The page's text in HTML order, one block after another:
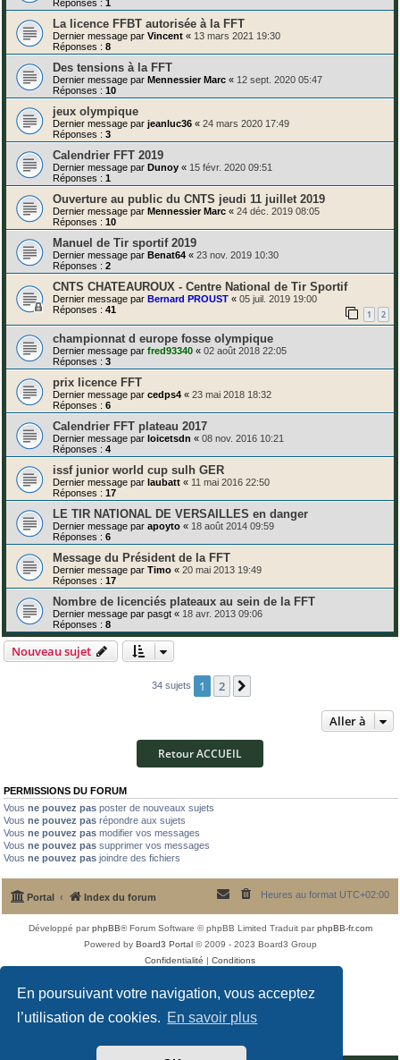
En poursuivant votre navigation, vous acceptez
l’utilisation de cookies. En savoir plus
Réponses : 1
La licence FFBT autorisée à la FFT
Dernier message par Vincent « 13 mars 2021 19:30
Réponses : 8
Des tensions à la FFT
Dernier message par Mennessier Marc « 12 sept. 2020 05:47
Réponses : 10
jeux olympique
Dernier message par jeanluc36 « 24 mars 2020 17:49
Réponses : 3
Calendrier FFT 2019
Dernier message par Dunoy « 15 févr. 2020 09:51
Réponses : 1
Ouverture au public du CNTS jeudi 11 juillet 2019
Dernier message par Mennessier Marc « 24 déc. 2019 08:05
Réponses : 10
Manuel de Tir sportif 2019
Dernier message par Benat64 « 23 nov. 2019 10:30
Réponses : 2
CNTS CHATEAUROUX - Centre National de Tir Sportif
Dernier message par Bernard PROUST « 05 juil. 2019 19:00
Réponses : 41 1 2
championnat d europe fosse olympique
Dernier message par fred93340 « 02 août 2018 22:05
Réponses : 3
prix licence FFT
Dernier message par cedps4 « 23 mai 2018 18:32
Réponses : 6
Calendrier FFT plateau 2017
Dernier message par loicetsdn « 08 nov. 2016 10:21
Réponses : 4
issf junior world cup sulh GER
Dernier message par laubatt « 11 mai 2016 22:50
Réponses : 17
LE TIR NATIONAL DE VERSAILLES en danger
Dernier message par apoyto « 18 août 2014 09:59
Réponses : 6
Message du Président de la FFT
Dernier message par Timo « 20 mai 2013 19:49
Réponses : 17
Nombre de licenciés plateaux au sein de la FFT
Dernier message par pasgt « 18 avr. 2013 09:06
Réponses : 8
Nouveau sujet
34 sujets 1 2
Aller à
Retour ACCUEIL
PERMISSIONS DU FORUM
Vous ne pouvez pas poster de nouveaux sujets
Vous ne pouvez pas répondre aux sujets
Vous ne pouvez pas modifier vos messages
Vous ne pouvez pas supprimer vos messages
Vous ne pouvez pas joindre des fichiers
Portal Index du forum Heures au format UTC+02:00
Développé parphpBB® Forum Software © phpBB Limited Traduit parphpBB-fr.com
Powered by Board3 Portal© 2009 - 2023 Board3 Group
Confidentialité | Conditions